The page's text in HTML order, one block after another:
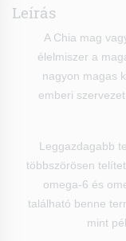
Leírás
A Chia mag
élelmiszer a
nagyon magas
emberi
Leggazdagabb
többszörösen
omega-6 és
található benne
mint